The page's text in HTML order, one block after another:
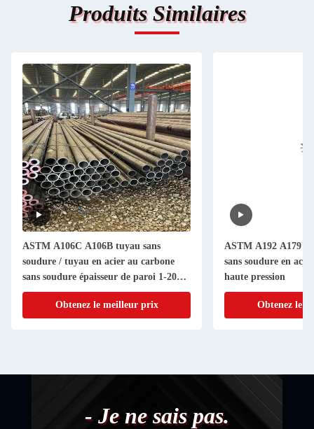
Produits Similaires
ASTM A106C A106B tuyau sans
soudure / tuyau en acier au carbone
sans soudure épaisseur de paroi 1-20
mm
Obtenez le meilleur prix
ASTM A192 A179
sans soudure en
haute pression
Obtenez le
- Je ne sais pas.